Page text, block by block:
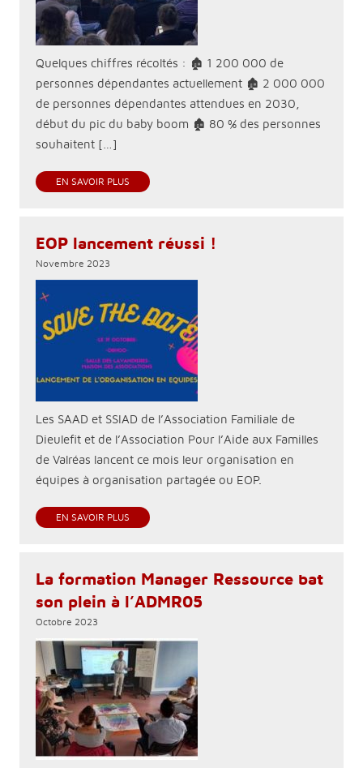
Quelques chiffres récoltés : 🏚 1 200 000 de
personnes dépendantes actuellement 🏚 2 000 000
de personnes dépendantes attendues en 2030,
début du pic du baby boom 🏚 80 % des personnes
souhaitent […]
EN SAVOIR PLUS
EOP lancement réussi !
Novembre 2023
Les SAAD et SSIAD de l’Association Familiale de
Dieulefit et de l’Association Pour l’Aide aux Familles
de Valréas lancent ce mois leur organisation en
équipes à organisation partagée ou EOP.
EN SAVOIR PLUS
La formation Manager Ressource bat
son plein à l’ADMR05
Octobre 2023